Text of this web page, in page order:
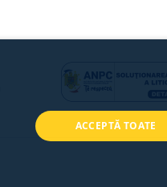
ACCEPTĂ TOATE